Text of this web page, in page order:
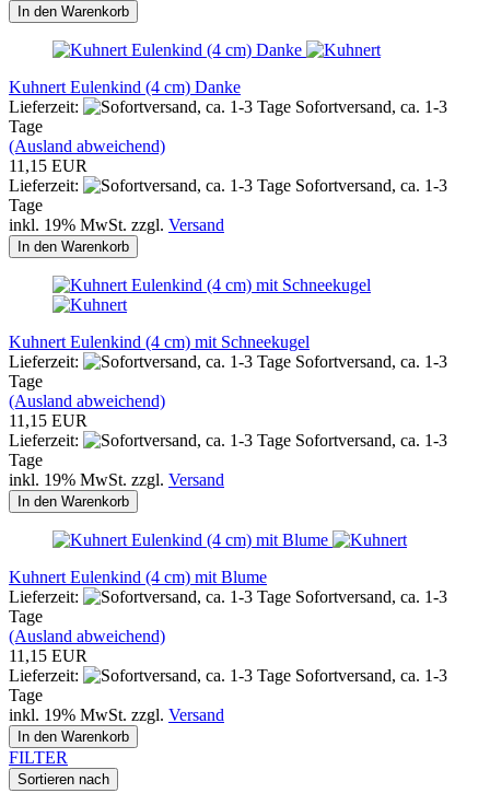
In den Warenkorb
Kuhnert Eulenkind (4 cm) Danke
Lieferzeit:
Sofortversand, ca. 1-3
Tage
(Ausland abweichend)
11,15 EUR
Lieferzeit:
Sofortversand, ca. 1-3
Tage
inkl. 19% MwSt. zzgl. Versand
In den Warenkorb
Kuhnert Eulenkind (4 cm) mit Schneekugel
Lieferzeit:
Sofortversand, ca. 1-3
Tage
(Ausland abweichend)
11,15 EUR
Lieferzeit:
Sofortversand, ca. 1-3
Tage
inkl. 19% MwSt. zzgl. Versand
In den Warenkorb
Kuhnert Eulenkind (4 cm) mit Blume
Lieferzeit:
Sofortversand, ca. 1-3
Tage
(Ausland abweichend)
11,15 EUR
Lieferzeit:
Sofortversand, ca. 1-3
Tage
inkl. 19% MwSt. zzgl. Versand
In den Warenkorb
FILTER
Sortieren nach